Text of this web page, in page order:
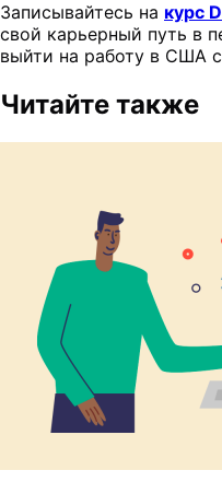
Записывайтесь на курс
свой карьерный путь в
выйти на работу в США
Читайте также